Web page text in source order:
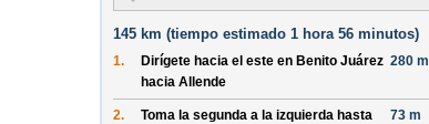
145 km (tiempo estimado 1 hora 56 minutos)
1. Dirígete hacia el este en Benito Juárez
hacia Allende
280 m
2.
Toma la segunda a la izquierda hasta
73 m